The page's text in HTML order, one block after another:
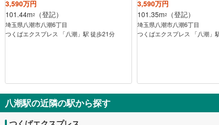
3,590万円
101.44m2 （登記）
埼玉県八潮市八潮6丁目
つくばエクスプレス 「八潮」駅 徒歩21分
3,590万円
101.35m2 （登記）
埼玉県八潮市八潮6丁目
つくばエクスプレス 「八潮」
八潮駅の近隣の駅から探す